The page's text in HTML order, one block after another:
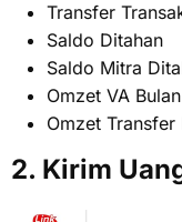
Transfer
Saldo Ditahan
Saldo Mitra
Omzet VA
Omzet Transfer
2. Kirim